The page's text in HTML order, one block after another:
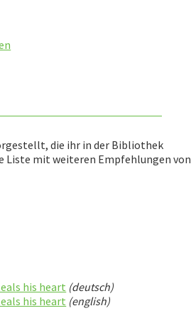
die ihr in der Bibliothek
Liste mit weiteren Empfehlungen von
his heart (deutsch)
his heart (english)